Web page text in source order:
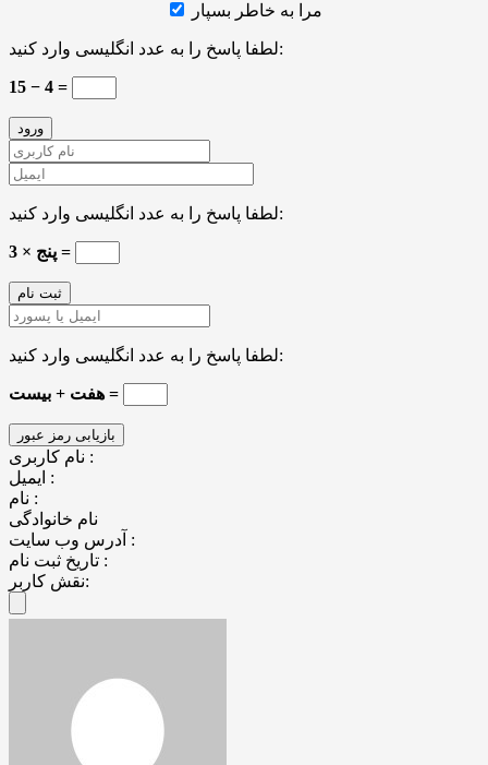
مرا به خاطر بسپار
لطفا پاسخ را به عدد انگلیسی وارد کنید:
15 − 4 =
لطفا پاسخ را به عدد انگلیسی وارد کنید:
پنج × 3 =
لطفا پاسخ را به عدد انگلیسی وارد کنید:
هفت + بیست =
نام کاربری :
ایمیل :
نام :
نام خانوادگی
آدرس وب سایت :
تاریخ ثبت نام :
نقش کاربر: